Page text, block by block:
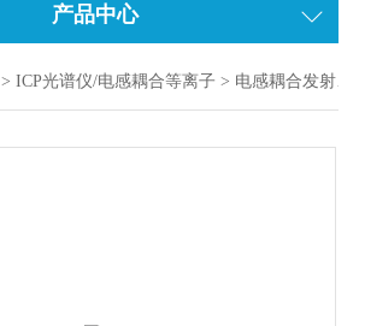
产品中心
>ICP光谱仪/电感耦合等离子 > 电感耦合发射光谱仪/ICP